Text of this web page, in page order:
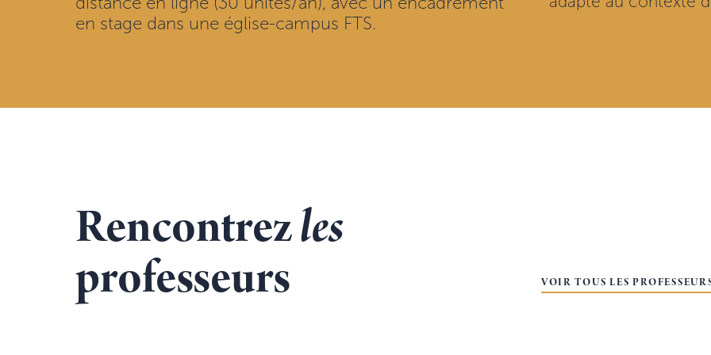
en stage dans une église-campus FTS.
Rencontrezles
professeurs VOIR TOUS LES